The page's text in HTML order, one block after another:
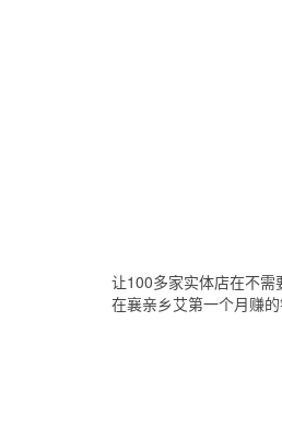
让100多家实体店在不
在襄亲乡艾第一个月赚